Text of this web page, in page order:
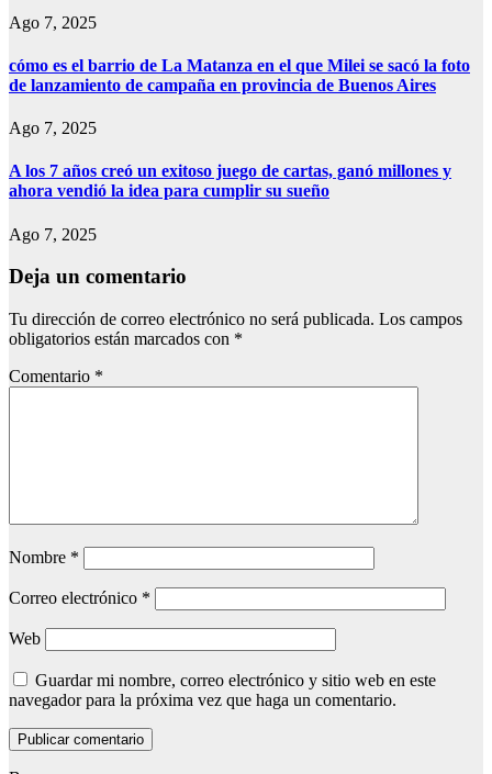
Ago 7, 2025
cómo es el barrio de La Matanza en el que Milei se sacó la foto
de lanzamiento de campaña en provincia de Buenos Aires
Ago 7, 2025
A los 7 años creó un exitoso juego de cartas, ganó millones y
ahora vendió la idea para cumplir su sueño
Ago 7, 2025
Deja un comentario
Tu dirección de correo electrónico no será publicada. Los campos
obligatorios están marcados con *
Comentario *
Nombre *
Correo electrónico *
Web
Guardar mi nombre, correo electrónico y sitio web en este
navegador para la próxima vez que haga un comentario.